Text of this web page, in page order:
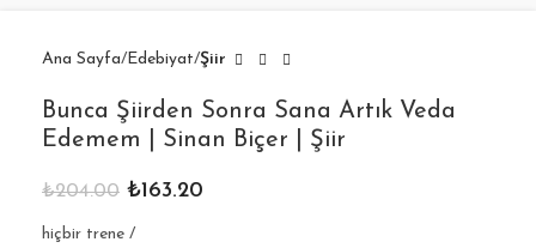
Ana Sayfa Edebiyat Şiir
Bunca Şiirden Sonra Sana Artık Veda
Edemem | Sinan Biçer | Şiir
₺204.00 ₺163.20
hiçbir trene /